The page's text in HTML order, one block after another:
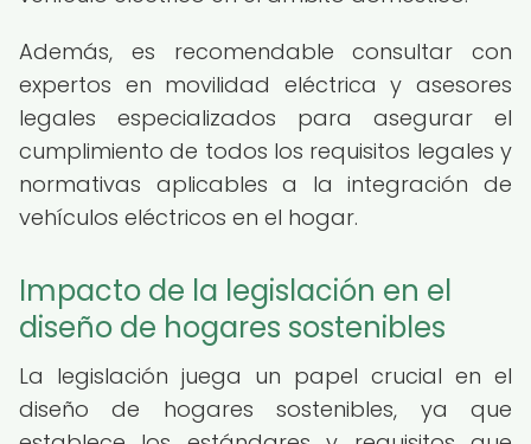
Además, es recomendable consultar con
expertos en movilidad eléctrica y asesores
legales especializados para asegurar el
cumplimiento de todos los requisitos legales y
normativas aplicables a la integración de
vehículos eléctricos en el hogar.
Impacto de la legislación en el
diseño de hogares sostenibles
La legislación juega un papel crucial en el
diseño de hogares sostenibles, ya que